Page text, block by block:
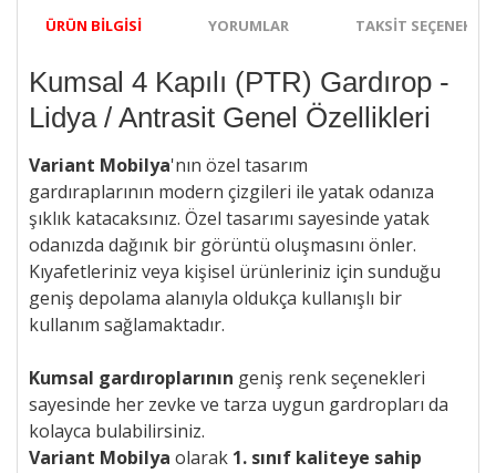
ÜRÜN BILGISI YORUMLAR TAKSIT
Kumsal 4 Kapılı (PTR) Gardırop -
Lidya / Antrasit Genel Özellikleri
Variant Mobilya'nın özel tasarım
gardıraplarının modern çizgileri ile yatak odanıza
şıklık katacaksınız. Özel tasarımı sayesinde yatak
odanızda dağınık bir görüntü oluşmasını önler.
Kıyafetleriniz veya kişisel ürünleriniz için sunduğu
geniş depolama alanıyla oldukça kullanışlı bir
kullanım sağlamaktadır.
Kumsal gardıroplarının geniş renk seçenekleri
sayesinde her zevke ve tarza uygun gardropları da
kolayca bulabilirsiniz.
Variant Mobilya olarak 1. sınıf kaliteye sahip